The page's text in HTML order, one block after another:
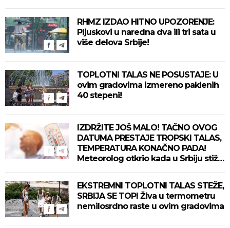
RHMZ IZDAO HITNO UPOZORENJE:
Pljuskovi u naredna dva ili tri sata u
više delova Srbije!
TOPLOTNI TALAS NE POSUSTAJE: U
ovim gradovima izmereno paklenih
40 stepeni!
IZDRŽITE JOŠ MALO! TAČNO OVOG
DATUMA PRESTAJE TROPSKI TALAS,
TEMPERATURA KONAČNO PADA!
Meteorolog otkrio kada u Srbiju stiže
EKSTREMNI TOPLOTNI TALAS STEŽE,
SRBIJA SE TOPI Živa u termometru
nemilosrdno raste u ovim gradovima